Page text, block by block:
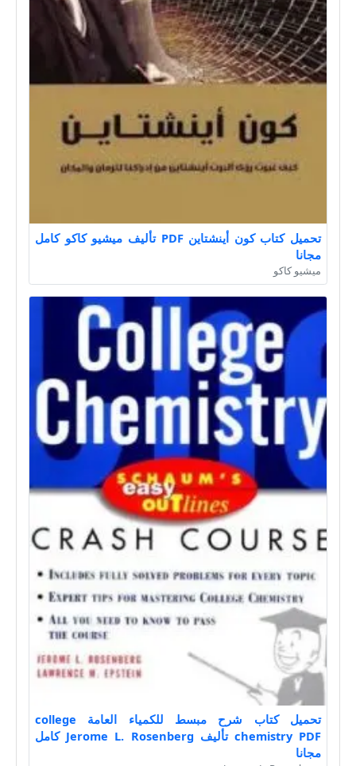
تحميل كتاب كون أينشتاين PDF تأليف ميشيو كاكو كامل
مجانا
ميشيو كاكو
تحميل كتاب شرح مبسط للكمياء العامة college
chemistry PDF تأليف Jerome L. Rosenberg كامل
مجانا